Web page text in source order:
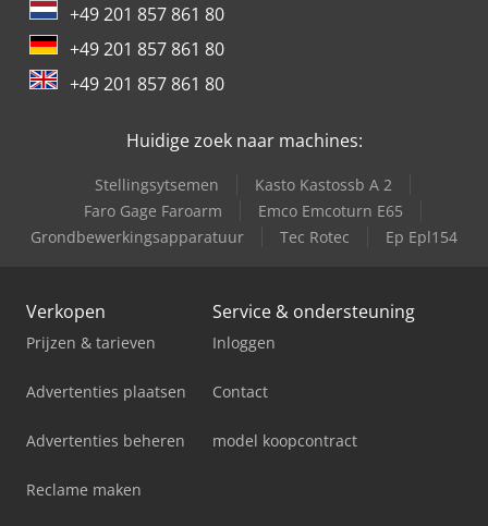
+49 201 857 861 80
+49 201 857 861 80
+49 201 857 861 80
Huidige zoek naar machines:
Stellingsytsemen
Kasto Kastossb A 2
Faro Gage Faroarm
Emco Emcoturn E65
Grondbewerkingsapparatuur
Tec Rotec Ep Epl154
Verkopen
Prijzen & tarieven
Advertenties plaatsen
Advertenties beheren
Reclame maken
Service & ondersteuning
Inloggen
Contact
model koopcontract